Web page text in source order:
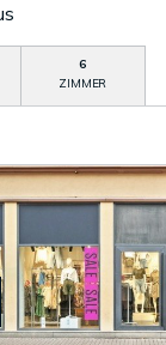
6
ZIMMER